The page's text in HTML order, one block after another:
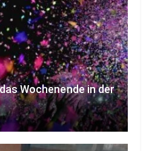
Wochenende in der